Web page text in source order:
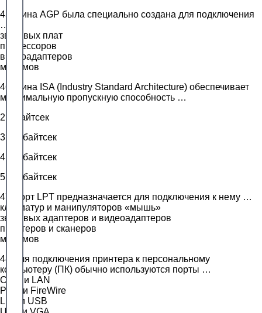
45.Шина AGP была специально создана для подключения
…
звуковых плат
процессоров
видеоадаптеров
модемов
46.Шина ISA (Industry Standard Architecture) обеспечивает
максимальную пропускную способность …
2 Мбайтсек
3,3 Мбайтсек
4,5 Мбайтсек
5,5 Мбайтсек
47.Порт LPT предназначается для подключения к нему …
клавиатур и манипуляторов «мышь»
звуковых адаптеров и видеоадаптеров
принтеров и сканеров
модемов
48.Для подключения принтера к персональному
компьютеру (ПК) обычно используются порты …
COM и LAN
PS/2 и FireWire
LPT и USB